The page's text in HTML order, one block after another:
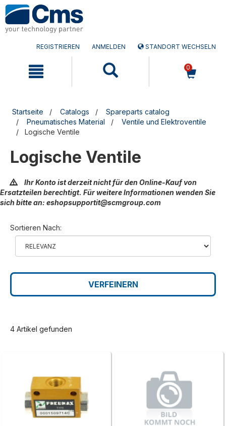
Zum
Inhalt
springen
Zum
Navigationsmen�
springen
REGISTRIEREN ANMELDEN STANDORT WECHSELN
0
Startseite Catalogs
Spareparts catalog
Pneumatisches Material
Ventile und Elektroventile
Logische Ventile
Logische Ventile
Ihr Konto ist derzeit nicht für den Online-Kauf von
Ersatzteilen berechtigt. Für weitere Informationen wenden Sie
sich bitte an: eshopsupportit@scmgroup.com
Sortieren Nach:
VERFEINERN
4 Artikel gefunden